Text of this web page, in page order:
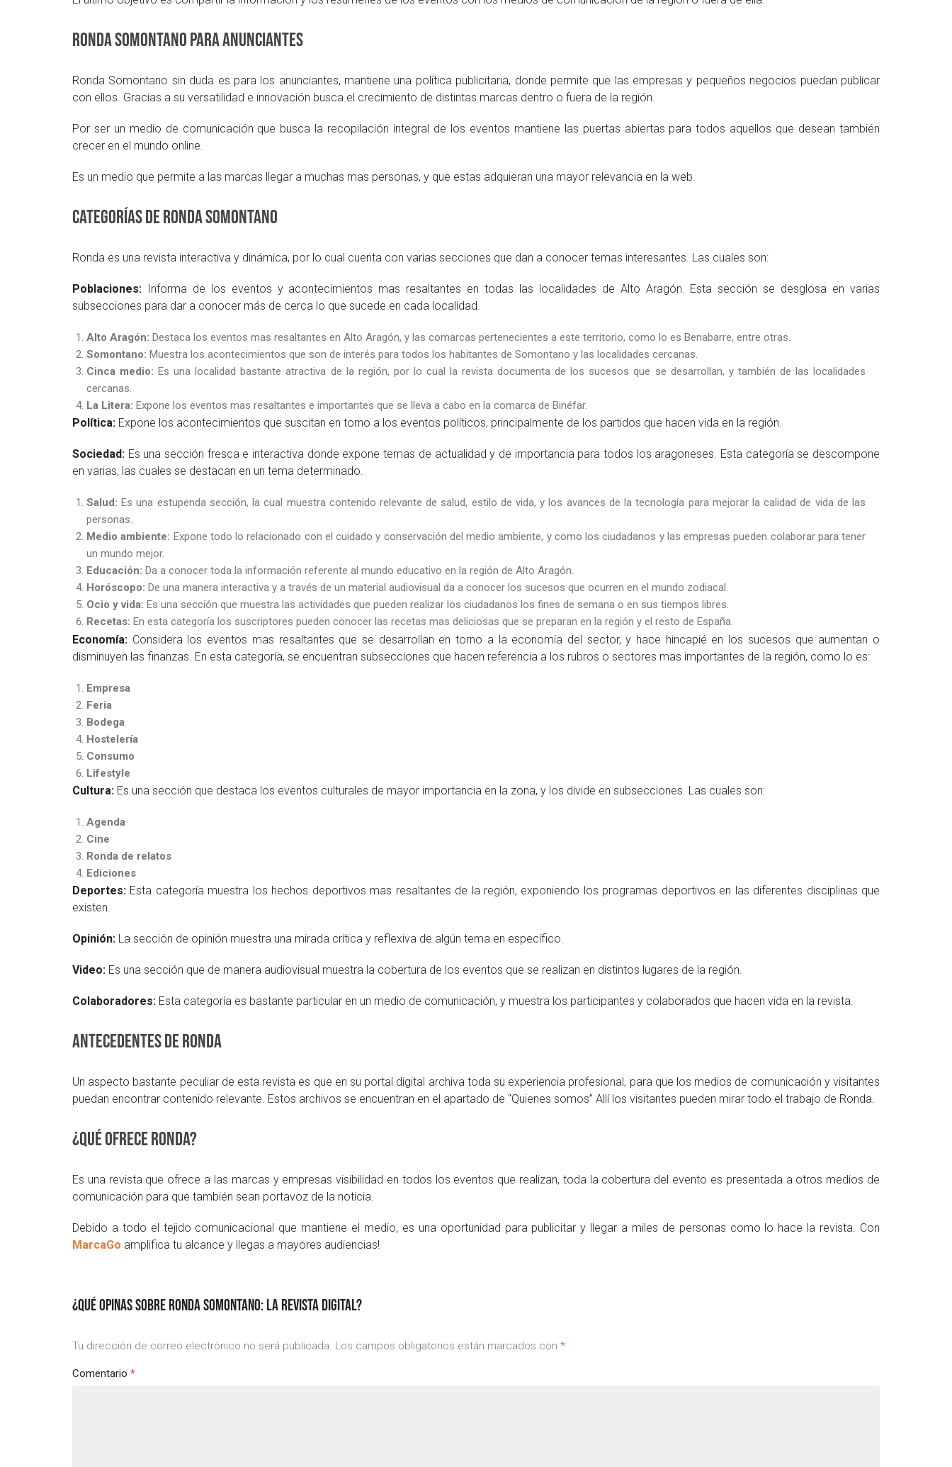
Ronda Somontano para anunciantes
Ronda Somontano sin duda es para los anunciantes, mantiene una política publicitaria, donde permite que las empresas y pequeños negocios puedan publicar
con ellos. Gracias a su versatilidad e innovación busca el crecimiento de distintas marcas dentro o fuera de la región.
Por ser un medio de comunicación que busca la recopilación integral de los eventos mantiene las puertas abiertas para todos aquellos que desean también
crecer en el mundo online.
Es un medio que permite a las marcas llegar a muchas mas personas, y que estas adquieran una mayor relevancia en la web.
Categorías de RondaSomontano
Ronda es una revista interactiva y dinámica, por lo cual cuenta con varias secciones que dan a conocer temas interesantes. Las cuales son:
Poblaciones: Informa de los eventos y acontecimientos mas resaltantes en todas las localidades de Alto Aragón. Esta sección se desglosa en varias
subsecciones para dar a conocer más de cerca lo que sucede en cada localidad.
Alto Aragón: Destaca los eventos mas resaltantes en Alto Aragón, y las comarcas pertenecientes a este territorio, como lo es Benabarre, entre otras.
Somontano: Muestra los acontecimientos que son de interés para todos los habitantes de Somontano y las localidades cercanas.
Cinca medio: Es una localidad bastante atractiva de la región, por lo cual la revista documenta de los sucesos que se desarrollan, y también de las localidades
cercanas.
La Litera: Expone los eventos mas resaltantes e importantes que se lleva a cabo en la comarca de Binéfar.
Política: Expone los acontecimientos que suscitan en torno a los eventos políticos, principalmente de los partidos que hacen vida en la región.
Sociedad: Es una sección fresca e interactiva donde expone temas de actualidad y de importancia para todos los aragoneses. Esta categoría se descompone
en varias, las cuales se destacan en un tema determinado.
Salud: Es una estupenda sección, la cual muestra contenido relevante de salud, estilo de vida, y los avances de la tecnología para mejorar la calidad de vida de las
personas.
Medio ambiente: Expone todo lo relacionado con el cuidado y conservación del medio ambiente, y como los ciudadanos y las empresas pueden colaborar para tener
un mundo mejor.
Educación: Da a conocer toda la información referente al mundo educativo en la región de Alto Aragón.
Horóscopo: De una manera interactiva y a través de un material audiovisual da a conocer los sucesos que ocurren en el mundo zodiacal.
Ocio y vida: Es una sección que muestra las actividades que pueden realizar los ciudadanos los fines de semana o en sus tiempos libres.
Recetas: En esta categoría los suscriptores pueden conocer las recetas mas deliciosas que se preparan en la región y el resto de España.
Economía: Considera los eventos mas resaltantes que se desarrollan en torno a la economía del sector, y hace hincapié en los sucesos que aumentan o
disminuyen las finanzas. En esta categoría, se encuentran subsecciones que hacen referencia a los rubros o sectores mas importantes de la región, como lo es:
Empresa
Feria
Bodega
Hostelería
Consumo
Lifestyle
Cultura: Es una sección que destaca los eventos culturales de mayor importancia en la zona, y los divide en subsecciones. Las cuales son:
Agenda
Cine
Ronda de relatos
Ediciones
Deportes: Esta categoría muestra los hechos deportivos mas resaltantes de la región, exponiendo los programas deportivos en las diferentes disciplinas que
existen.
Opinión: La sección de opinión muestra una mirada crítica y reflexiva de algún tema en específico.
Video: Es una sección que de manera audiovisual muestra la cobertura de los eventos que se realizan en distintos lugares de la región.
Colaboradores: Esta categoría es bastante particular en un medio de comunicación, y muestra los participantes y colaborados que hacen vida en la revista.
Antecedentes de Ronda
Un aspecto bastante peculiar de esta revista es que en su portal digital archiva toda su experiencia profesional, para que los medios de comunicación y visitantes
puedan encontrar contenido relevante. Estos archivos se encuentran en el apartado de “Quienes somos” Allí los visitantes pueden mirar todo el trabajo de Ronda.
¿Qué ofrece Ronda?
Es una revista que ofrece a las marcas y empresas visibilidad en todos los eventos que realizan, toda la cobertura del evento es presentada a otros medios de
comunicación para que también sean portavoz de la noticia.
Debido a todo el tejido comunicacional que mantiene el medio, es una oportunidad para publicitar y llegar a miles de personas como lo hace la revista. Con
MarcaGo amplifica tu alcance y llegas a mayores audiencias!
¿QUÉ OPINAS SOBRE RONDA SOMONTANO: LA REVISTA DIGITAL?
Tu dirección de correo electrónico no será publicada. Los campos obligatorios están marcados con *
Comentario *